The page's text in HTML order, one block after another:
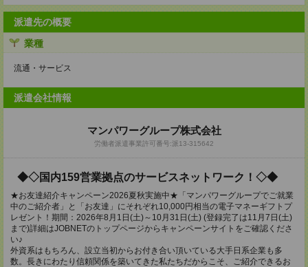
派遣先の概要
業種
流通・サービス
派遣会社情報
マンパワーグループ株式会社
労働者派遣事業許可番号:派13-315642
◆◇国内159営業拠点のサービスネットワーク！◇◆
★お友達紹介キャンペーン2026夏秋実施中★「マンパワーグループでご就業
中のご紹介者」と「お友達」にそれぞれ10,000円相当の電子マネーギフトプ
レゼント！期間：2026年8月1日(土)～10月31日(土) (登録完了は11月7日(土)
まで)詳細はJOBNETのトップページからキャンペーンサイトをご確認くださ
い♪
外資系はもちろん、設立当初からお付き合い頂いている大手日系企業も多
数。長きにわたり信頼関係を築いてきた私たちだからこそ、ご紹介できるお